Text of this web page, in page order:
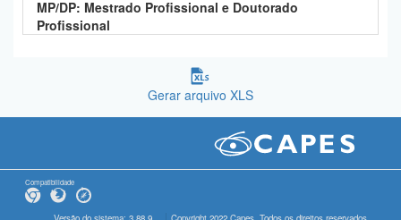
MP/DP: Mestrado Profissional e Doutorado
Profissional
Gerar arquivo XLS
Compatibilidade